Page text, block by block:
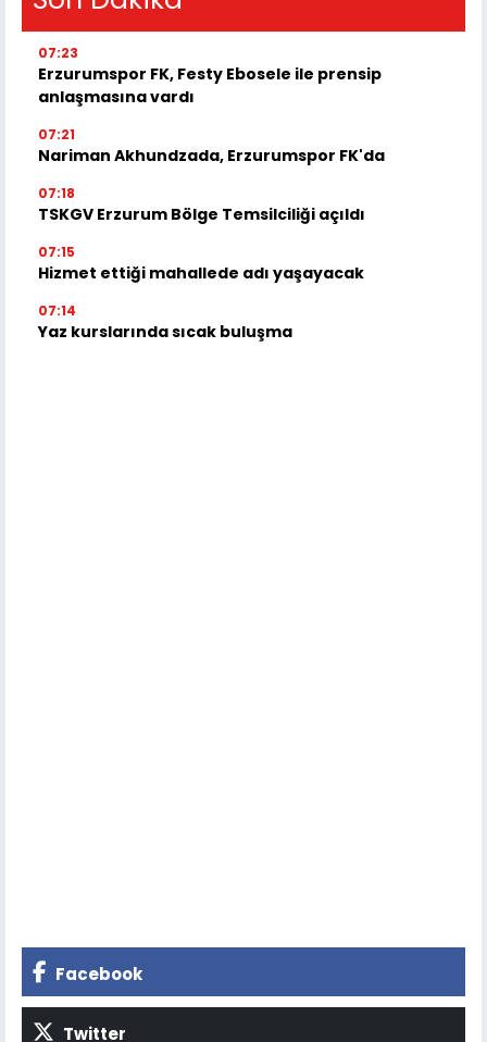
07:23
Erzurumspor FK, Festy Ebosele ile prensip
anlaşmasına vardı
07:21
Nariman Akhundzada, Erzurumspor FK'da
07:18
TSKGV Erzurum Bölge Temsilciliği açıldı
07:15
Hizmet ettiği mahallede adı yaşayacak
07:14
Yaz kurslarında sıcak buluşma
Facebook
Twitter